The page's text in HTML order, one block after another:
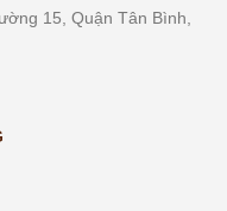
15, Quận Tân Bình,